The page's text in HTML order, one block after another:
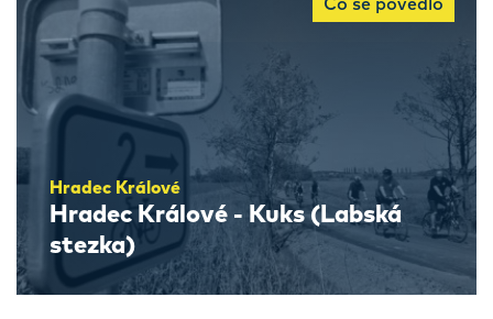
Co se povedlo
Hradec Králové
Hradec Králové - Kuks (Labská
stezka)